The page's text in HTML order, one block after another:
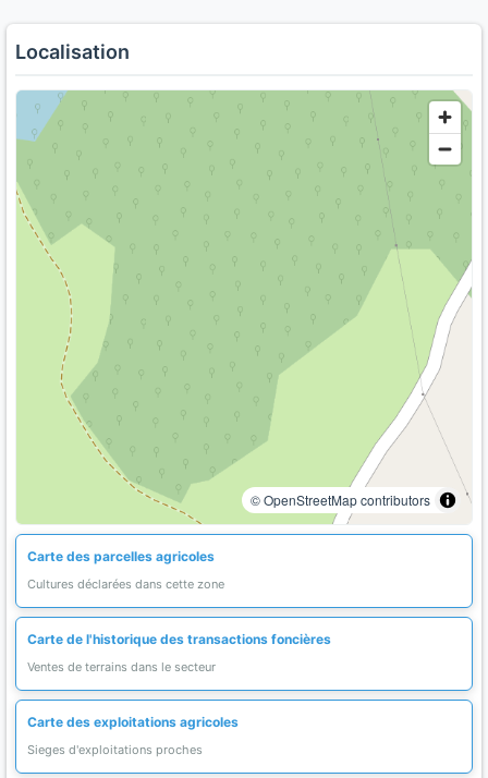
Localisation
© OpenStreetMap contributors
Carte des parcelles agricoles
Cultures déclarées dans cette zone
Carte de l'historique des transactions foncières
Ventes de terrains dans le secteur
Carte des exploitations agricoles
Sieges d'exploitations proches